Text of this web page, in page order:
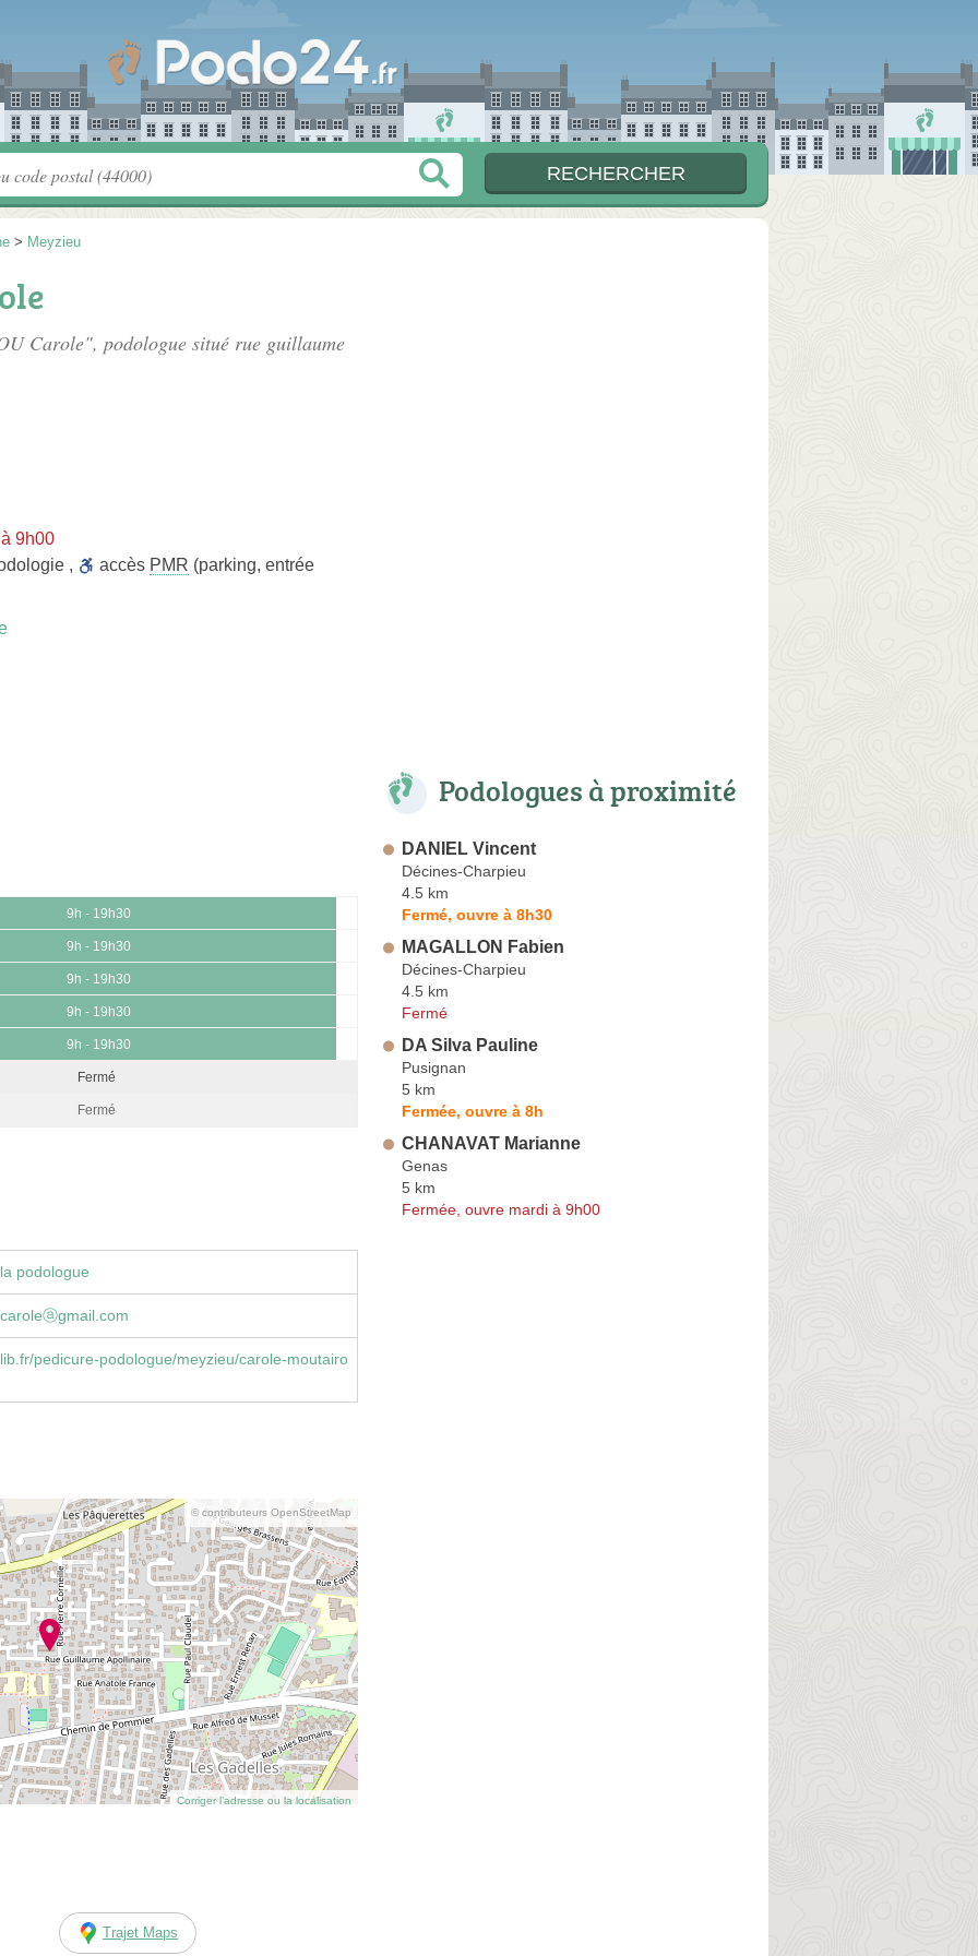
> Meyzieu
Carole", podologue situé rue guillaume
9h00
, accès PMR (parking, entrée
9h - 19h30
9h - 19h30
9h - 19h30
9h - 19h30
9h - 19h30
Fermé
Fermé
podologue
pedicure-podologue/meyzieu/carole-moutairo
© contributeurs OpenStreetMap
Corriger l’adresse ou la localisation
Trajet Maps
Podologues à proximité
DANIEL Vincent
Décines-Charpieu
4.5 km
Fermé, ouvre à 8h30
MAGALLON Fabien
Décines-Charpieu
4.5 km
Fermé
DA Silva Pauline
Pusignan
5 km
Fermée, ouvre à 8h
CHANAVAT Marianne
Genas
5 km
Fermée, ouvre mardi à 9h00